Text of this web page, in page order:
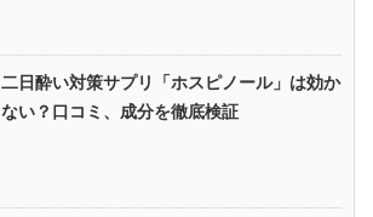
二日酔い対策サプリ「ホスピノール」は効か
ない？口コミ、成分を徹底検証